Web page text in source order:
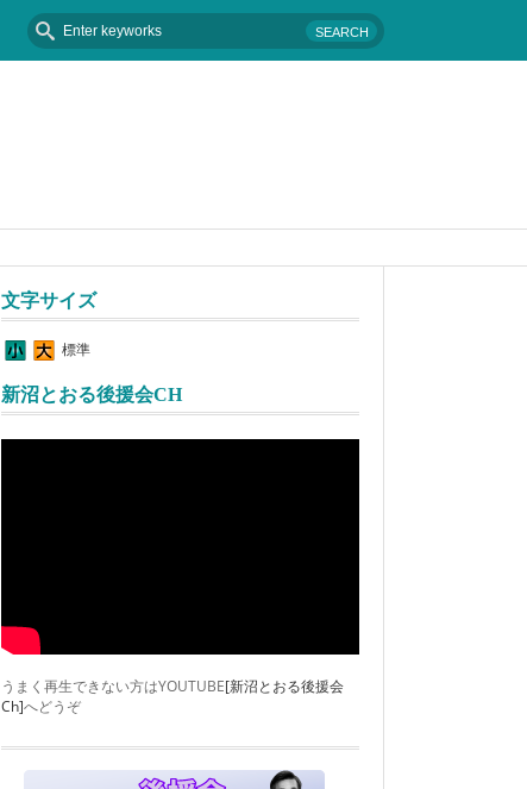
文字サイズ
標準
新沼とおる後援会CH
うまく再生できない方はYOUTUBE[新沼とおる後援会
Ch]へどうぞ